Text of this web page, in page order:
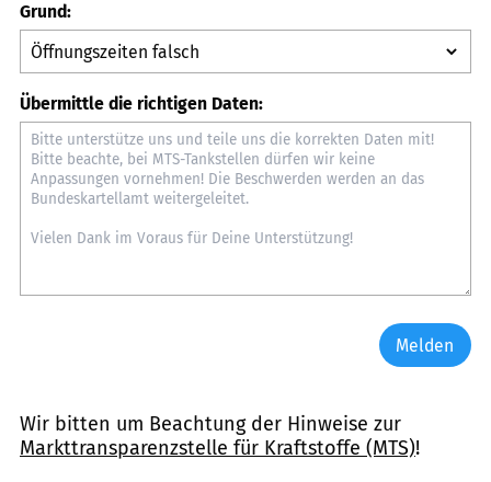
Grund:
Übermittle die richtigen Daten:
Melden
Wir bitten um Beachtung der Hinweise zur
Markttransparenzstelle für Kraftstoffe (MTS)!